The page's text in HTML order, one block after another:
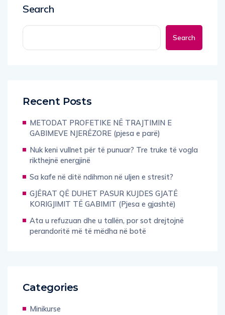
Search
Search
Recent Posts
METODAT PROFETIKE NË TRAJTIMIN E
GABIMEVE NJERËZORE (pjesa e parë)
Nuk keni vullnet për të punuar? Tre truke të vogla
rikthejnë energjinë
Sa kafe në ditë ndihmon në uljen e stresit?
GJËRAT QË DUHET PASUR KUJDES GJATË
KORIGJIMIT TË GABIMIT (Pjesa e gjashtë)
Ata u refuzuan dhe u tallën, por sot drejtojnë
perandoritë më të mëdha në botë
Categories
Minikurse